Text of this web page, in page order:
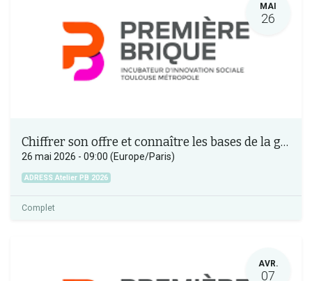
MAI
26
Chiffrer son offre et connaître les bases de la gestion financière
26 mai 2026 - 09:00 (Europe/Paris)
ADRESS Atelier PB 2026
Complet
AVR.
07